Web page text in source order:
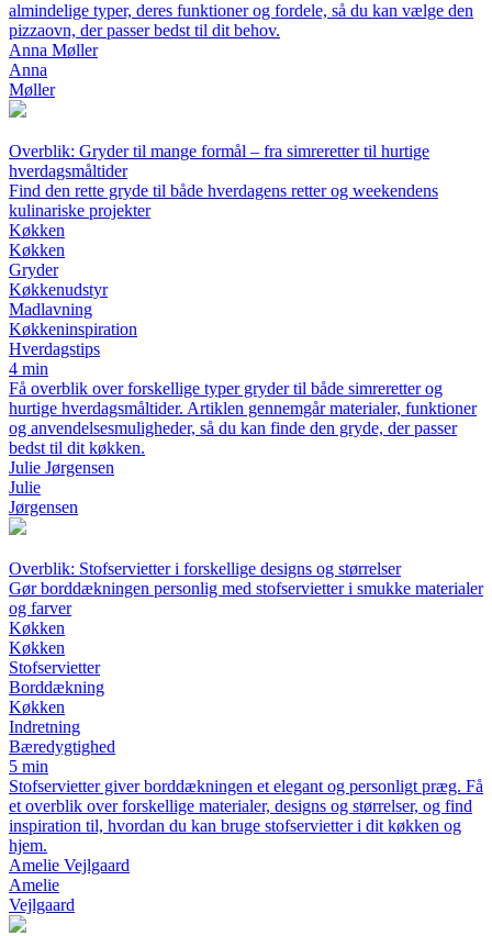
almindelige typer, deres funktioner og fordele, så du kan vælge den
pizzaovn, der passer bedst til dit behov.
Anna Møller
Anna
Møller
Overblik: Gryder til mange formål – fra simreretter til hurtige
hverdagsmåltider
Find den rette gryde til både hverdagens retter og weekendens
kulinariske projekter
Køkken
Køkken
Gryder
Køkkenudstyr
Madlavning
Køkkeninspiration
Hverdagstips
4 min
Få overblik over forskellige typer gryder til både simreretter og
hurtige hverdagsmåltider. Artiklen gennemgår materialer, funktioner
og anvendelsesmuligheder, så du kan finde den gryde, der passer
bedst til dit køkken.
Julie Jørgensen
Julie
Jørgensen
Overblik: Stofservietter i forskellige designs og størrelser
Gør borddækningen personlig med stofservietter i smukke materialer
og farver
Køkken
Køkken
Stofservietter
Borddækning
Køkken
Indretning
Bæredygtighed
5 min
Stofservietter giver borddækningen et elegant og personligt præg. Få
et overblik over forskellige materialer, designs og størrelser, og find
inspiration til, hvordan du kan bruge stofservietter i dit køkken og
hjem.
Amelie Vejlgaard
Amelie
Vejlgaard